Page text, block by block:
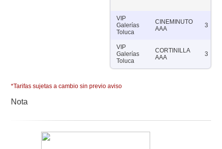
VIP
Galerías
Toluca
CINEMINUTO
AAA
3
VIP
Galerías
Toluca
CORTINILLA
AAA
3
*Tarifas sujetas a cambio sin previo aviso
Nota